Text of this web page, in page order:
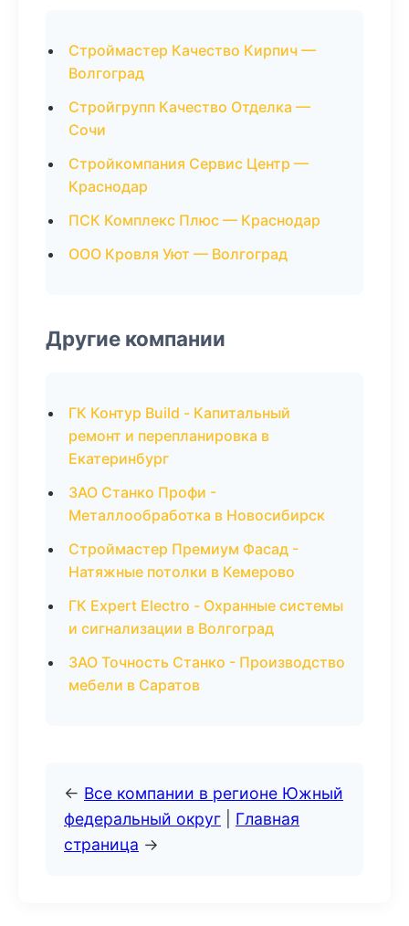
Строймастер Качество Кирпич —
Волгоград
Стройгрупп Качество Отделка —
Сочи
Стройкомпания Сервис Центр —
Краснодар
ПСК Комплекс Плюс — Краснодар
ООО Кровля Уют — Волгоград
Другие компании
ГК Контур Build - Капитальный
ремонт и перепланировка в
Екатеринбург
ЗАО Станко Профи -
Металлообработка в Новосибирск
Строймастер Премиум Фасад -
Натяжные потолки в Кемерово
ГК Expert Electro - Охранные системы
и сигнализации в Волгоград
ЗАО Точность Станко - Производство
мебели в Саратов
← Все компании в регионе Южный
федеральный округ
Главная
страница →